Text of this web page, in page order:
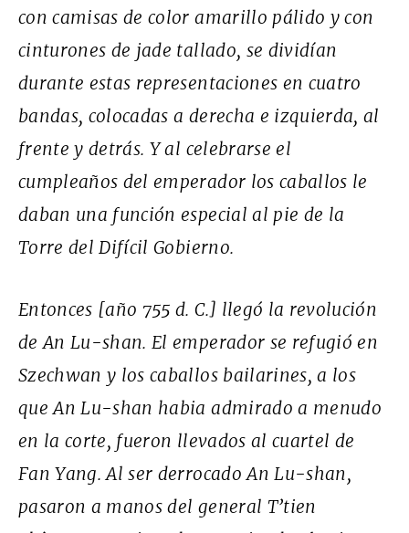
con camisas de color amarillo pálido y con
cinturones de jade tallado, se dividían
durante estas representaciones en cuatro
bandas, colocadas a derecha e izquierda, al
frente y detrás. Y al celebrarse el
cumpleaños del emperador los caballos le
daban una función especial al pie de la
Torre del Difícil Gobierno.
Entonces [año 755 d. C.] llegó la revolución
de An Lu-shan. El emperador se refugió en
Szechwan y los caballos bailarines, a los
que An Lu-shan habia admirado a menudo
en la corte, fueron llevados al cuartel de
Fan Yang. Al ser derrocado An Lu-shan,
pasaron a manos del general T’tien